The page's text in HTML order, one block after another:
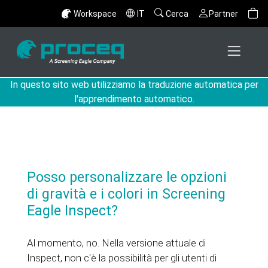
Workspace IT Cerca Partner
In questo sito web utilizziamo la traduzione automatica per
l'apprendimento automatico.
Posso personalizzare le opzioni
di gravità e i colori in Screening
Eagle Inspect?
Al momento, no. Nella versione attuale di
Inspect, non c'è la possibilità per gli utenti di